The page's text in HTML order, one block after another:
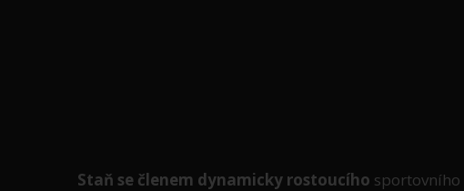
Staň se členem dynamicky rostoucího sportovního